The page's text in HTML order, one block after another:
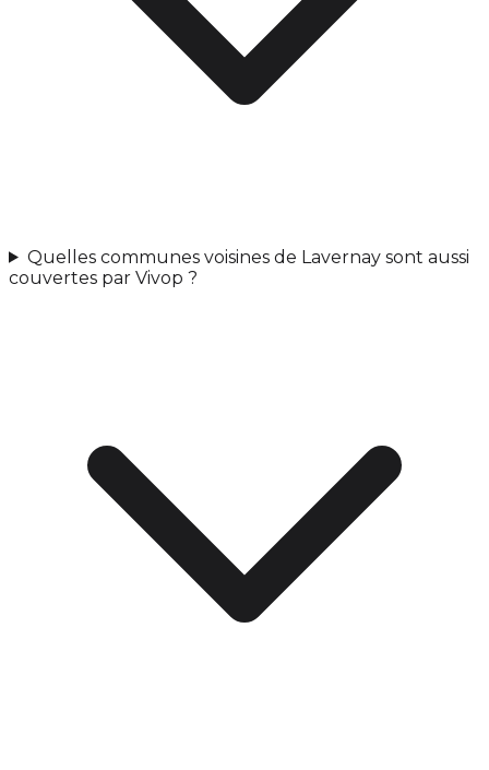
Quelles communes voisines de Lavernay sont aussi
couvertes par Vivop ?